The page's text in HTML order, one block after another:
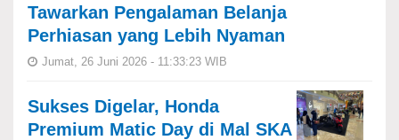
Tawarkan Pengalaman Belanja
Perhiasan yang Lebih Nyaman
Jumat, 26 Juni 2026 - 11:33:23 WIB
Sukses Digelar, Honda
Premium Matic Day di Mal SKA